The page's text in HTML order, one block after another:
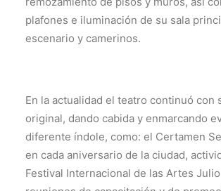
plafones e iluminación de su sala
escenario y camerinos.
En la actualidad el teatro continuó con
original, dando cabida y enmarcando
diferente índole, como: el Certamen
en cada aniversario de la ciudad,
Festival Internacional de las Artes